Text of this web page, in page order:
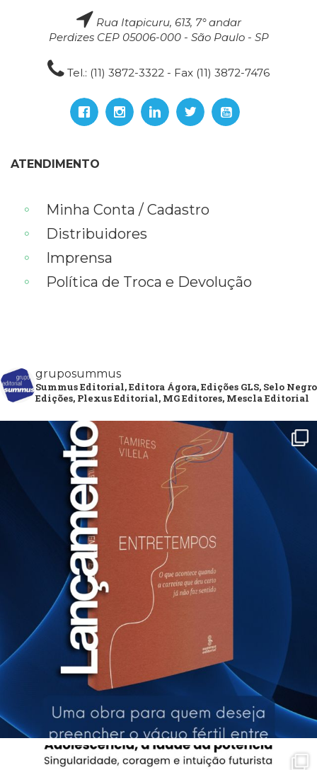
Rua Itapicuru, 613, 7° andar
Perdizes CEP 05006-000 - São Paulo - SP
Tel.: (11) 3872-3322 - Fax (11) 3872-7476
ATENDIMENTO
Minha Conta / Cadastro
Distribuidores
Imprensa
Política de Troca e Devolução
gruposummus
Summus Editorial, Editora Ágora, Edições GLS, Selo Negro
Edições, Plexus Editorial, MG Editores, Mescla Editorial